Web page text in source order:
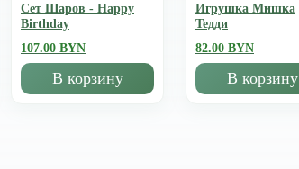
Сет Шаров - Happy
Birthday
107.00 BYN
В корзину
Игрушка Мишка
Тедди
82.00 BYN
В корзину